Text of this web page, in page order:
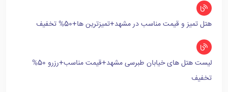
هتل تمیز و قیمت مناسب در مشهد+تمیزترین ها+50% تخفیف
لیست هتل های خیابان طبرسی مشهد+قیمت مناسب+رزرو 50%
تخفیف